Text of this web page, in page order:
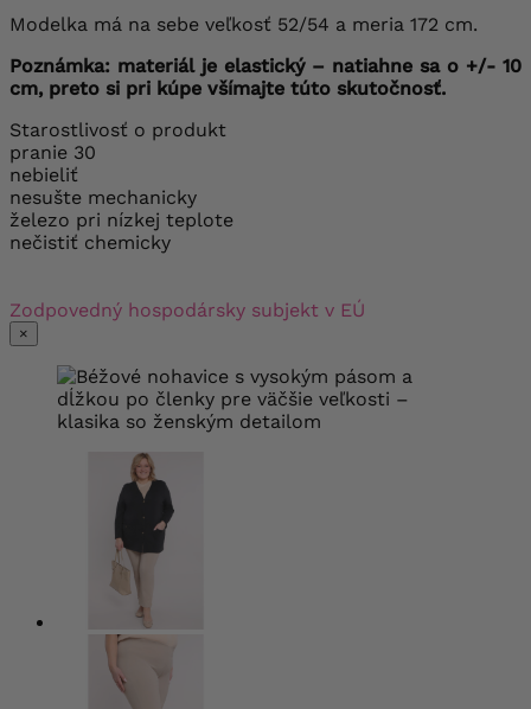
Modelka má na sebe veľkosť 52/54 a meria 172 cm.
Poznámka: materiál je elastický – natiahne sa o +/- 10
cm, preto si pri kúpe všímajte túto skutočnosť.
Starostlivosť o produkt
pranie 30
nebieliť
nesušte mechanicky
železo pri nízkej teplote
nečistiť chemicky
Zodpovedný hospodársky subjekt v EÚ
×